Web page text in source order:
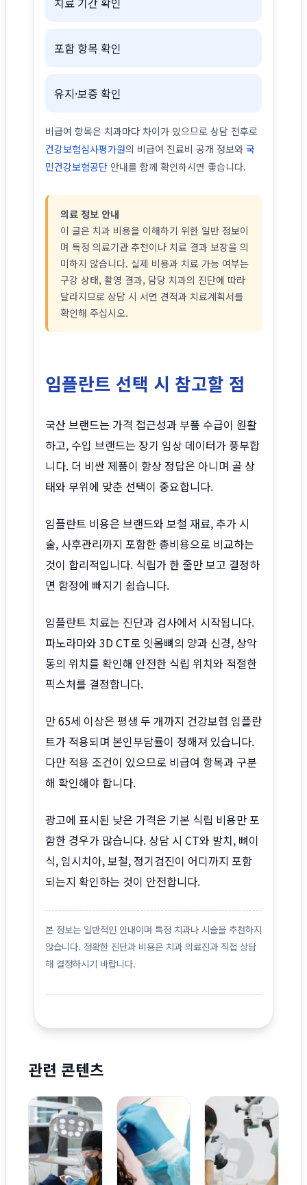
포함 항목 확인
유지·보증 확인
비급여 항목은 치과마다 차이가 있으므로 상담 전후로
건강보험심사평가원의 비급여 진료비 공개 정보와 국
민건강보험공단 안내를 함께 확인하시면 좋습니다.
의료 정보 안내
이 글은 치과 비용을 이해하기 위한 일반 정보이
며 특정 의료기관 추천이나 치료 결과 보장을 의
미하지 않습니다. 실제 비용과 치료 가능 여부는
구강 상태, 촬영 결과, 담당 치과의 진단에 따라
달라지므로 상담 시 서면 견적과 치료계획서를
확인해 주십시오.
임플란트 선택 시 참고할 점
국산 브랜드는 가격 접근성과 부품 수급이 원활
하고, 수입 브랜드는 장기 임상 데이터가 풍부합
니다. 더 비싼 제품이 항상 정답은 아니며 골 상
태와 부위에 맞춘 선택이 중요합니다.
임플란트 비용은 브랜드와 보철 재료, 추가 시
술, 사후관리까지 포함한 총비용으로 비교하는
것이 합리적입니다. 식립가 한 줄만 보고 결정하
면 함정에 빠지기 쉽습니다.
임플란트 치료는 진단과 검사에서 시작됩니다.
파노라마와 3D CT로 잇몸뼈의 양과 신경, 상악
동의 위치를 확인해 안전한 식립 위치와 적절한
픽스처를 결정합니다.
만 65세 이상은 평생 두 개까지 건강보험 임플란
트가 적용되며 본인부담률이 정해져 있습니다.
다만 적용 조건이 있으므로 비급여 항목과 구분
해 확인해야 합니다.
광고에 표시된 낮은 가격은 기본 식립 비용만 포
함한 경우가 많습니다. 상담 시 CT와 발치, 뼈이
식, 임시치아, 보철, 정기검진이 어디까지 포함
되는지 확인하는 것이 안전합니다.
본 정보는 일반적인 안내이며 특정 치과나 시술을 추천하지
않습니다. 정확한 진단과 비용은 치과 의료진과 직접 상담
해 결정하시기 바랍니다.
관련 콘텐츠